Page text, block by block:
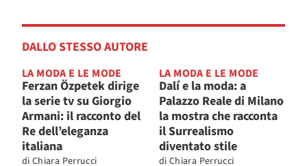
DALLO STESSO AUTORE
LA MODA E LE MODE
Ferzan Özpetek dirige
la serie tv su Giorgio
Armani: il racconto del
Re dell’eleganza
italiana
di Chiara Perrucci
LA MODA E LE MODE
Dalí e la moda: a
Palazzo Reale di Milano
la mostra che racconta
il Surrealismo
diventato stile
di Chiara Perrucci